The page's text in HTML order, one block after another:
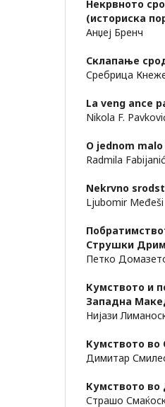
Некрвното
(историска
Анџеј Бренч
Склапање
Сребрица
La veng аnсе
Nikola F.
O jednom
Radmila Fabijanić
Nekrvno
Ljubomir Međeši
Струшки
Петко
Кумството и
Западна
Нијази
Кумството во
Димитар
Кумството
Страшо